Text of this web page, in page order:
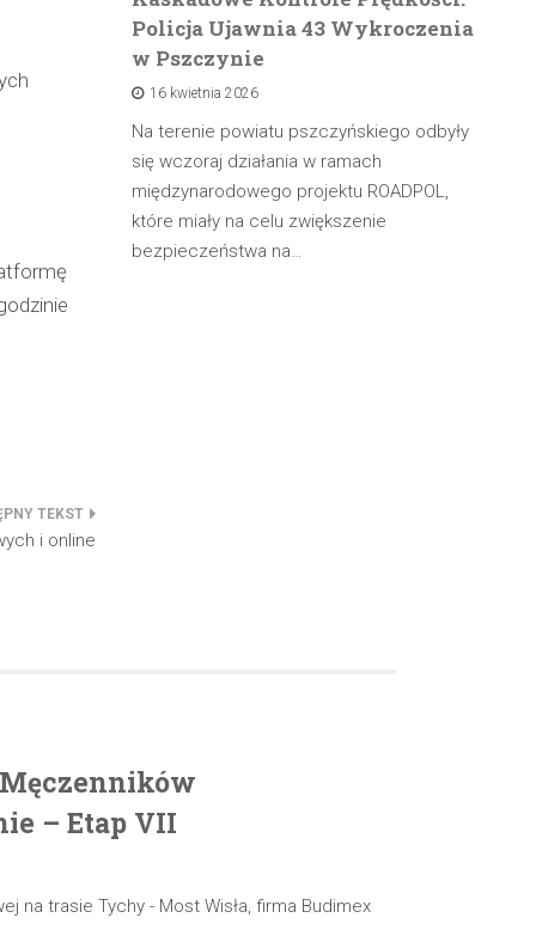
i online
Policja Ujawnia 43 Wykroczenia
w Pszczynie
16 kwietnia 2026
Na terenie powiatu pszczyńskiego odbyły
się wczoraj działania w ramach
międzynarodowego projektu ROADPOL,
które miały na celu zwiększenie
bezpieczeństwa na…
– Etap VII
na trasie Tychy - Most Wisła, firma Budimex